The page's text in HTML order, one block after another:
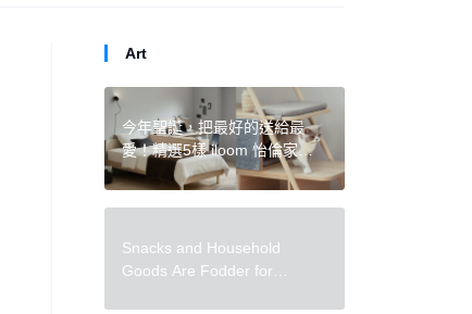
Art
今年聖誕，把最好的送給最
愛！精選5樣 iloom 怡倫家居
質感傢俱，為你量身打造送禮
新提案
Snacks and Household
Goods Are Fodder for